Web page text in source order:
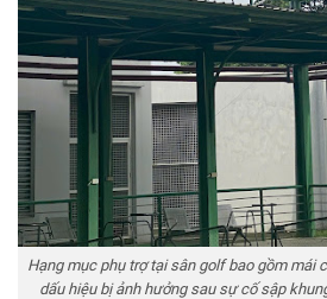
Hạng mục phụ trợ tại sân golf bao gồm mái
dấu hiệu bị ảnh hưởng sau sự cố sập